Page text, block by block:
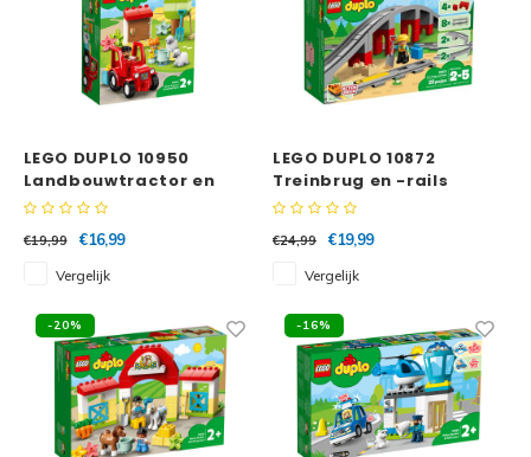
Speed Champions
Super Mario
Technic
LEGO DUPLO 10950
Landbouwtractor en
dieren verzorgen
€19,99
€16,99
Vergelijk
LEGO DUPLO 10872
Treinbrug en -rails
€24,99
€19,99
Vergelijk
-20% -16%